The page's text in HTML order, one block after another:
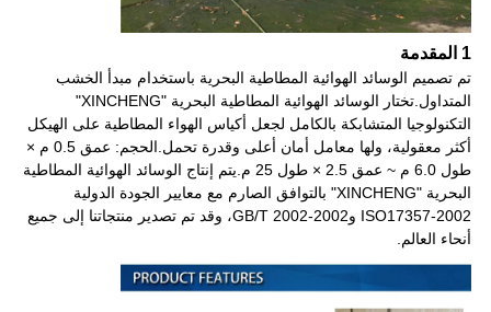
1 المقدمة
تم تصميم الوسائد الهوائية المطاطية البحرية باستخدام مبدأ الخشب
المتداول.تختار الوسائد الهوائية المطاطية البحرية "XINCHENG"
التكنولوجيا المتشابكة بالكامل لجعل أكياس الهواء المطاطية على الهيكل
أكثر معقولية، ولها معامل أمان أعلى وقدرة تحمل.الحجم: عمق 0.5 م ×
طول 6.0 م ~ عمق 2.5 × طول 25 م.يتم إنتاج الوسائد الهوائية المطاطية
البحرية "XINCHENG" بالتوافق الصارم مع معايير الجودة الدولية
ISO17357-2002 وGB/T 2002-2002، وقد تم تصدير منتجاتنا إلى جميع
أنحاء العالم.